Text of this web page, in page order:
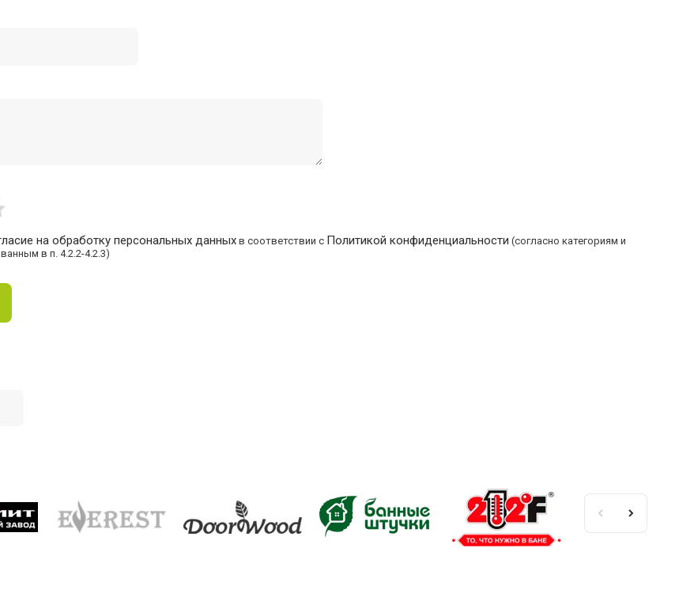
на обработку персональных данныхв соответствии с Политикой конфиденциальности (согласно категориям и
в п. 4.2.2-4.2.3)